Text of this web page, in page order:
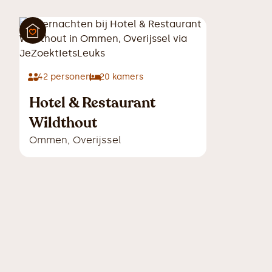
42 personen 20 kamers
Hotel & Restaurant
Wildthout
Ommen, Overijssel